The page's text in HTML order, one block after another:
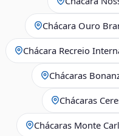
Chácara Ouro
Chácara Recreio
Chácaras
Chácaras
Chácaras Monte